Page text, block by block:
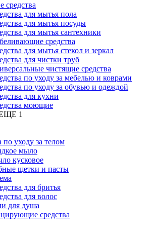
средства
для мытья пола
для мытья посуды
для мытья сантехники
средства
для мытья стекол и зеркал
для чистки труб
чистящие средства
по уходу за мебелью и коврами
по уходу за обувью и одеждой
для кухни
моющие
1
по уходу за телом
мыло
кусковое
щетки и пасты
для бритья
для волос
для душа
средства